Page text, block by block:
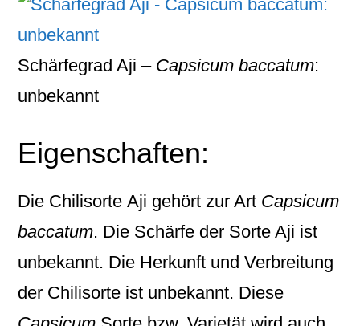
Schärfegrad Aji – Capsicum baccatum:
unbekannt
Eigenschaften:
Die ChilisorteAji gehört zur Art Capsicum
baccatum. Die Schärfe der Sorte Aji ist
unbekannt. Die Herkunft und Verbreitung
der Chilisorte ist unbekannt. Diese